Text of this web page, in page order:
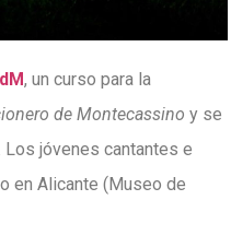
, un curso para la
de Montecassino y se
Los jóvenes cantantes e
en Alicante (Museo de